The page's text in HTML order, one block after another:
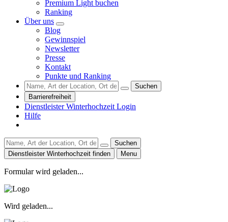
Premium Light buchen
Ranking
Über uns
Blog
Gewinnspiel
Newsletter
Presse
Kontakt
Punkte und Ranking
Suchen
Barrierefreiheit
Dienstleister Winterhochzeit Login
Hilfe
Suchen
Dienstleister Winterhochzeit finden
Menu
Formular wird geladen...
Wird geladen...